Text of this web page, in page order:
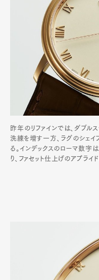
昨年のリファインでは、ダブル
洗練を増す一方、ラグのシェイ
る。インデックスのローマ数字
り、ファセット仕上げのアプライ